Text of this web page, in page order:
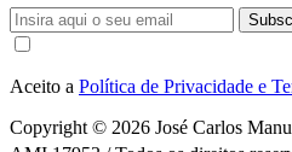
Aceito a Política de Privacidade e
Copyright © 2026 José Carlos